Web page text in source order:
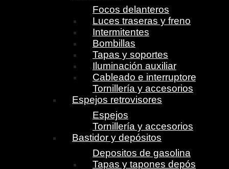
Focos delanteros
Luces traseras y freno
Intermitentes
Bombillas
Tapas y soportes
Iluminación auxiliar
Cableado e interruptores
Tornillería y accesorios
Espejos retrovisores
Espejos
Tornillería y accesorios
Bastidor y depósitos
Depositos de gasolina
Tapas y tapones depósito